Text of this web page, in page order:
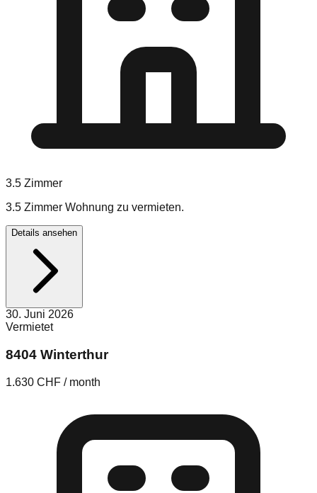
3.5 Zimmer
3.5 Zimmer Wohnung zu vermieten.
Details ansehen
30. Juni 2026
Vermietet
8404 Winterthur
1.630 CHF / month